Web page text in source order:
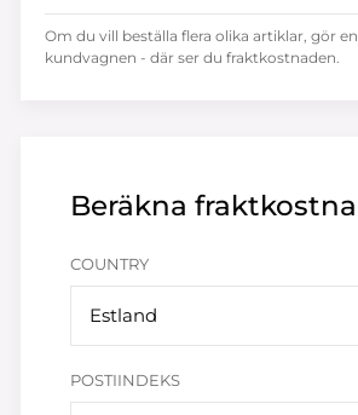
Beräkna
COUNTRY
Estland
POSTIINDEKS
Om du vill beställa flera olika artiklar, gör
kundvagnen - där ser du fraktkostnaden.